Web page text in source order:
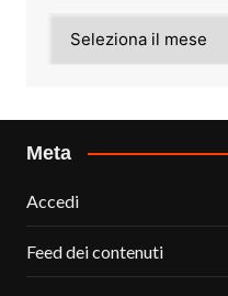
Meta
Accedi
Feed dei contenuti